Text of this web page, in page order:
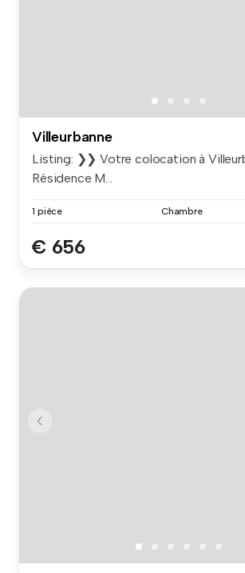
Villeurbanne
Listing: ❯❯ Votre colocation à
Résidence M...
1 pièce Chambre
€ 656